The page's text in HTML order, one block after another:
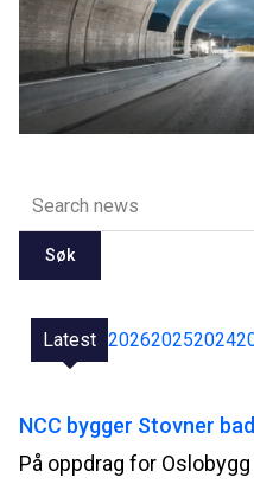
Søk
Latest 202620252024
NCC bygger Stovner